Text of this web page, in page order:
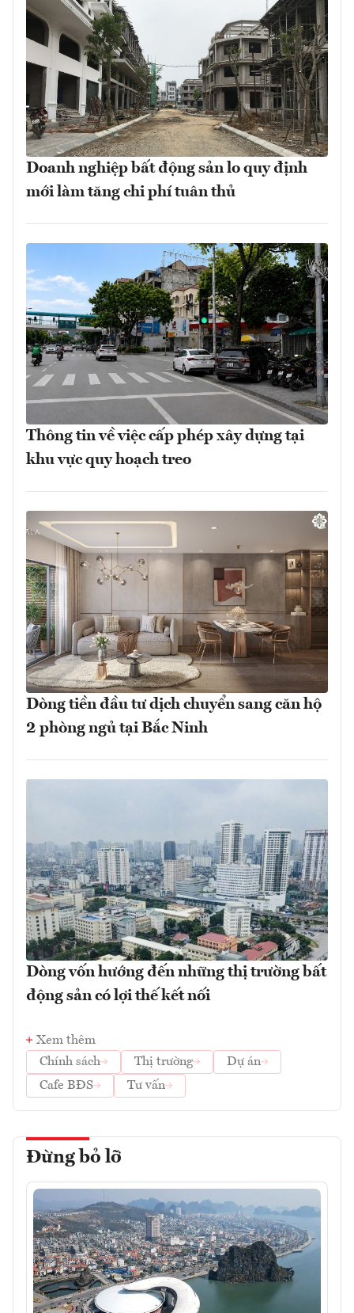
Doanh nghiệp bất động sản lo quy định
mới làm tăng chi phí tuân thủ
Thông tin về việc cấp phép xây dựng tại
khu vực quy hoạch treo
Dòng tiền đầu tư dịch chuyển sang căn hộ
2 phòng ngủ tại Bắc Ninh
Dòng vốn hướng đến những thị trường bất
động sản có lợi thế kết nối
Xem thêm
Chính sách
Thị trường
Dự án
Cafe BĐS
Tư vấn
Đừng bỏ lỡ